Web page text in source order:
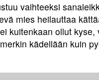
vaihteeksi
mies heilauttaa
kuitenkaan ollut
kädellään kuin